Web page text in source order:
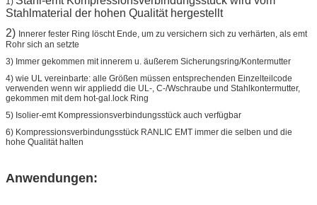
Stahlmaterial der hohen Qualität hergestellt
2) Innerer fester Ring löscht Ende, um zu versichern sich zu verhärten, als emt
Rohr sich an setzte
3) Immer gekommen mit innerem u. äußerem Sicherungsring/Kontermutter
4) wie UL vereinbarte: alle Größen müssen entsprechenden Einzelteilcode
verwenden wenn wir appliedd die UL-, C-/Wschraube und Stahlkontermutter,
gekommen mit dem hot-gal.lock Ring
5) Isolier-emt Kompressionsverbindungsstück auch verfügbar
6) Kompressionsverbindungsstück RANLIC EMT immer die selben und die
hohe Qualität halten
Anwendungen: